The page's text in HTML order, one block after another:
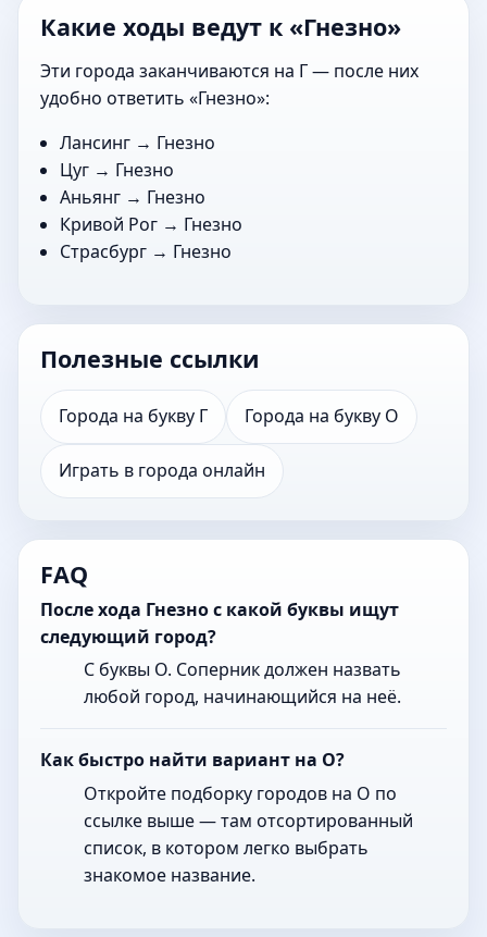
Какие ходы ведут к «Гнезно»
Эти города заканчиваются на Г — после них
удобно ответить «Гнезно»:
Лансинг → Гнезно
Цуг → Гнезно
Аньянг → Гнезно
Кривой Рог → Гнезно
Страсбург → Гнезно
Полезные ссылки
Города на букву Г Города на букву О
Играть в города онлайн
FAQ
После хода Гнезно с какой буквы ищут
следующий город?
С буквы О. Соперник должен назвать
любой город, начинающийся на неё.
Как быстро найти вариант на О?
Откройте подборку городов на О по
ссылке выше — там отсортированный
список, в котором легко выбрать
знакомое название.